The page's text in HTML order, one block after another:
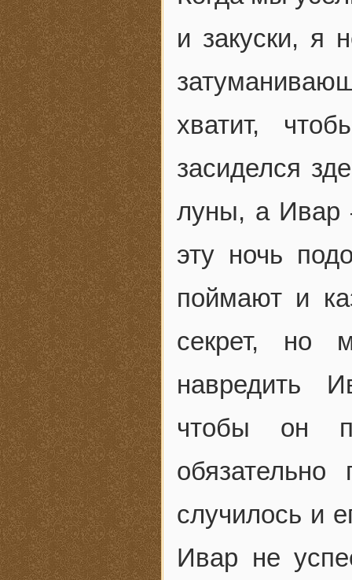
и закуски, я
хватит,
засиделся
луны, а Ивар
эту ночь
поймают и
секрет, но
навредить
чтобы он
случилось и
Ивар не